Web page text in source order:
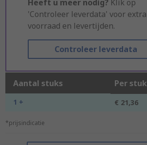
Heeft u meer nodig? Klik op
'Controleer leverdata' voor extra
voorraad en levertijden.
Controleer leverdata
Aantal stuks Per stuk
1 + € 21,36
*prijsindicatie